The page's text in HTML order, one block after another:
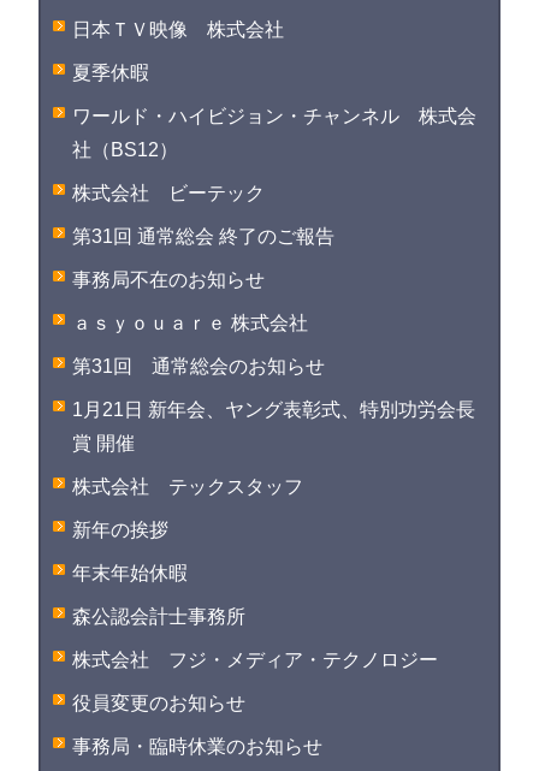
日本ＴＶ映像 株式会社
夏季休暇
ワールド・ハイビジョン・チャンネル 株式会
社（BS12）
株式会社 ビーテック
第31回 通常総会 終了のご報告
事務局不在のお知らせ
ａｓｙｏｕａｒｅ 株式会社
第31回 通常総会のお知らせ
1月21日 新年会、ヤング表彰式、特別功労会長
賞 開催
株式会社 テックスタッフ
新年の挨拶
年末年始休暇
森公認会計士事務所
株式会社 フジ・メディア・テクノロジー
役員変更のお知らせ
事務局・臨時休業のお知らせ